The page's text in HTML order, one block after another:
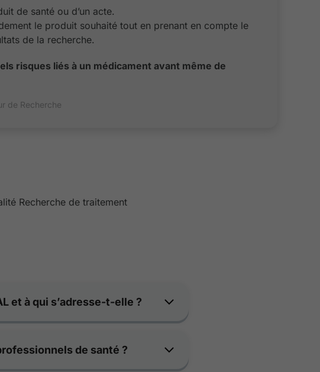
de santé ou d’un acte.
le produit souhaité tout en prenant en compte le
de la recherche.
risques liés à un médicament avant même de
de Recherche
Recherche de traitement
et à qui s’adresse-t-elle ?
de santé ?